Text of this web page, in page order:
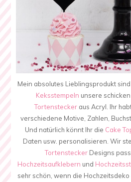
Mein absolutes Lieblingsprodukt
Keksstempeln unsere schicken
Tortensteckeraus Acryl. Ihr
verschiedene Motive, Zahlen,
Und natürlich könnt Ihr die Cake
Daten usw. personalisieren. Wir
TortensteckerDesigns
Hochzeitsaufklebern und
sehr schön, wenn die